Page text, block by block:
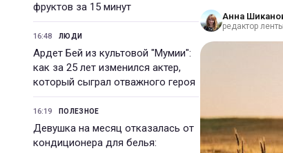
фруктов за 15 минут
16:48 ЛЮДИ
Ардет Бей из культовой "Мумии":
как за 25 лет изменился актер,
который сыграл отважного героя
16:19 ПОЛЕЗНОЕ
Девушка на месяц отказалась от
кондиционера для белья:
Анна
редактор